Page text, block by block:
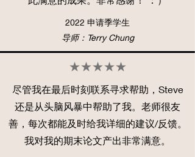
2022 申请季学生
导师：Terry Chung
★★★★★
尽管我在最后时刻联系寻求帮助，Steve
还是从头脑风暴中帮助了我。老师很友
善，每次都能及时给我详细的建议/反馈。
我对我的期末论文产出非常满意。